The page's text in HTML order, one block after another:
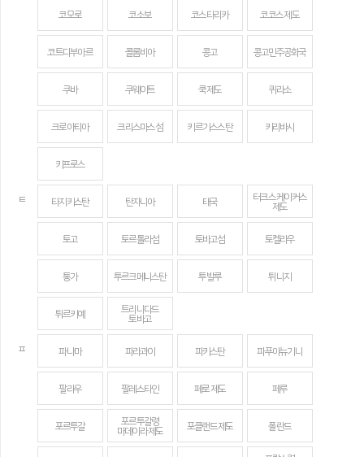
코모로 코소보 코스타리카 코코스 제도
코트디부아르 콜롬비아 콩고 콩고민주공화국
쿠바 쿠웨이트 쿡 제도 퀴라소
크로아티아 크리스마스섬 키르기스스탄 키리바시
키프로스
ㅌ 타지키스탄 탄자니아 태국
터크스 케이커스
제도
토고 토르톨라섬 토바고섬 토켈라우
통가 투르크메니스탄 투발루 튀니지
튀르키예
트리니다드
토바고
ㅍ 파나마 파라과이 파키스탄 파푸아뉴기니
팔라우 팔레스타인 페로 제도 페루
포르투갈
포르투갈령
마데이라 제도
포클랜드 제도 폴란드